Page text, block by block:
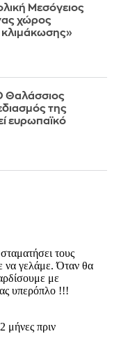
Μεσόγειος
χώρος
κλιμάκωσης»
Θαλάσσιος
της
ευρωπαϊκό